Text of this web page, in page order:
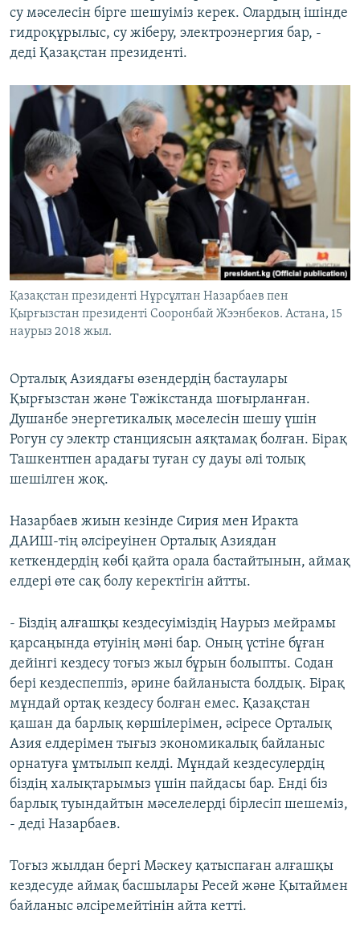
су мәселесін бірге шешуіміз керек. Олардың ішінде
гидроқұрылыс, су жіберу, электроэнергия бар, -
деді Қазақстан президенті.
Қазақстан президенті Нұрсұлтан Назарбаев пен
Қырғызстан президенті Сооронбай Жээнбеков. Астана, 15
наурыз 2018 жыл.
Орталық Азиядағы өзендердің бастаулары
Қырғызстан және Тәжікстанда шоғырланған.
Душанбе энергетикалық мәселесін шешу үшін
Рогун су электр станциясын аяқтамақ болған. Бірақ
Ташкентпен арадағы туған су дауы әлі толық
шешілген жоқ.
Назарбаев жиын кезінде Сирия мен Иракта
ДАИШ-тің әлсіреуінен Орталық Азиядан
кеткендердің көбі қайта орала бастайтынын, аймақ
елдері өте сақ болу керектігін айтты.
- Біздің алғашқы кездесуіміздің Наурыз мейрамы
қарсаңында өтуінің мәні бар. Оның үстіне бұған
дейінгі кездесу тоғыз жыл бұрын болыпты. Содан
бері кездеспеппіз, әрине байланыста болдық. Бірақ
мұндай ортақ кездесу болған емес. Қазақстан
қашан да барлық көршілерімен, әсіресе Орталық
Азия елдерімен тығыз экономикалық байланыс
орнатуға ұмтылып келді. Мұндай кездесулердің
біздің халықтарымыз үшін пайдасы бар. Енді біз
барлық туындайтын мәселелерді бірлесіп шешеміз,
- деді Назарбаев.
Тоғыз жылдан бергі Мәскеу қатыспаған алғашқы
кездесуде аймақ басшылары Ресей және Қытаймен
байланыс әлсіремейтінін айта кетті.